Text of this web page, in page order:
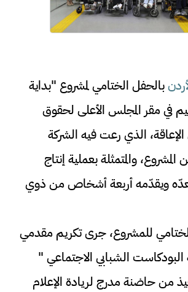
بالحفل الختامي لمشروع "بداية
في مقر المجلس الأعلى لحقوق
الذي رعت فيه الشركة
المشروع، والمتمثلة بعملية إنتاج
ويقدّمه أربعة أشخاص من ذوي
للمشروع، جرى تكريم مقدمي
الشبابي الاجتماعي "
من حاضنة مدرج لريادة الإعلام